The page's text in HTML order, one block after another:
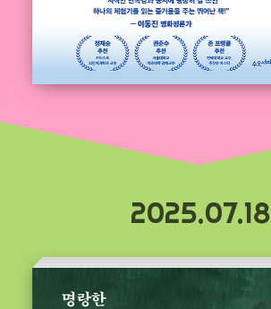
2025.07.18